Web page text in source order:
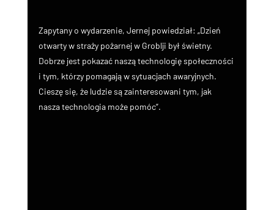
Zapytany o wydarzenie, Jernej powiedział: „Dzień
otwarty w straży pożarnej w Groblji był świetny.
Dobrze jest pokazać naszą technologię społeczności
i tym, którzy pomagają w sytuacjach awaryjnych.
Cieszę się, że ludzie są zainteresowani tym, jak
nasza technologia może pomóc”.